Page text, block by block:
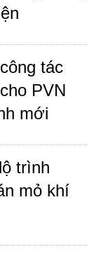
tác
PVN
mới
trình
mỏ khí